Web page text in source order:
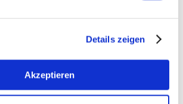
Details zeigen
Akzeptieren
Infos & Downloads